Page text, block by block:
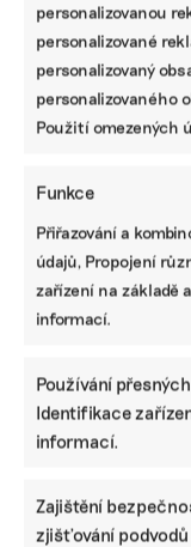
personalizovanou
personalizované
personalizovaný
personalizovaného
Použití omezených
Funkce
Přiřazování a
údajů, Propojení
zařízení na základě
informací.
Používání
Identifikace
informací.
Zajištění
zjišťování
Co dělat po
Firmám má
poskytnout
nástroje pro
udržitelnosti
v návaznosti na